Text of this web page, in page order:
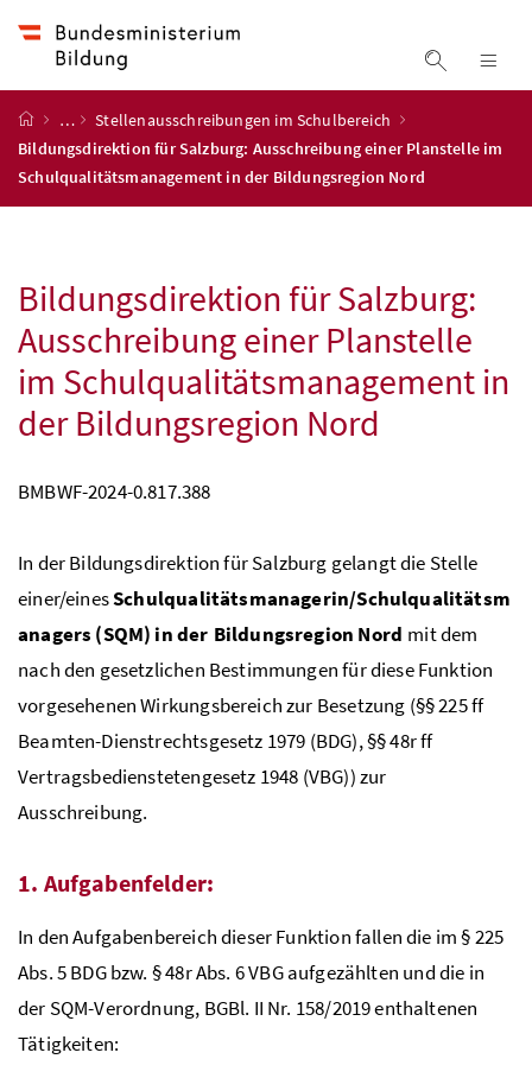
Suche
Startseite
…
Stellenausschreibungen im Schulbereich
Bildungsdirektion für Salzburg: Ausschreibung einer Planstelle im
Schulqualitätsmanagement in der Bildungsregion Nord
Bildungsdirektion für Salzburg:
Ausschreibung einer Planstelle
im Schulqualitätsmanagement in
der Bildungsregion Nord
BMBWF-2024-0.817.388
In der Bildungsdirektion für Salzburg gelangt die Stelle
einer/einesSchulqualitätsmanagerin/Schulqualitätsm
anagers (SQM) in der Bildungsregion Nord mit dem
nach den gesetzlichen Bestimmungen für diese Funktion
vorgesehenen Wirkungsbereich zur Besetzung (§§225ff
Beamten-Dienstrechtsgesetz 1979 (BDG),§§48rff
Vertragsbedienstetengesetz 1948 (VBG)) zur
Ausschreibung.
1. Aufgabenfelder:
In den Aufgabenbereich dieser Funktion fallen die im § 225
Abs.5BDGbzw. § 48rAbs. 6VBGaufgezählten und die in
der SQM-Verordnung, BGBl. II Nr. 158/2019 enthaltenen
Tätigkeiten: